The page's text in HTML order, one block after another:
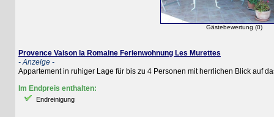
Gästebewertung (0)
Provence Vaison la Romaine Ferienwohnung Les Murettes
- Anzeige -
Appartement in ruhiger Lage für bis zu 4 Personen mit herrlichen Blick auf das
Im Endpreis enthalten:
Endreinigung